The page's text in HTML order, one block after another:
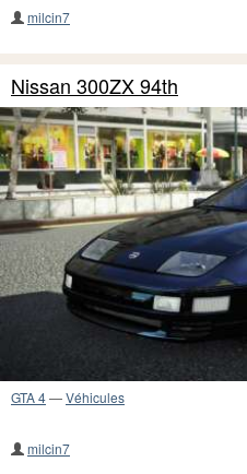
milcin7
Nissan 300ZX 94th
GTA 4—Véhicules
milcin7